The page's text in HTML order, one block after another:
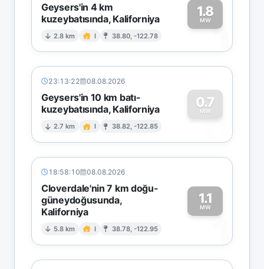
Geysers'in 4 km
kuzeybatısında, Kaliforniya
2.8 km I 38.80, -122.78
1.8
MW1
23:13:22 08.08.2026
Geysers'in 10 km batı-
kuzeybatısında, Kaliforniya
2.7 km I 38.82, -122.85
0.7
MW
0
18:58:10 08.08.2026
Cloverdale'nin 7 km doğu-
güneydoğusunda,
Kaliforniya
5.8 km I 38.78, -122.95
1.1
MW
1